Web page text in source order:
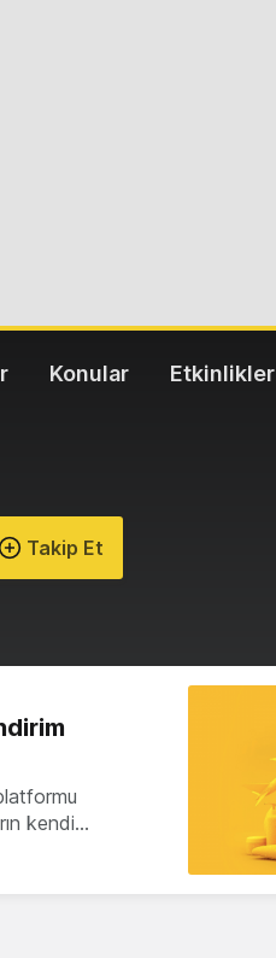
Konular Etkinlikler
Takip Et
kendi…